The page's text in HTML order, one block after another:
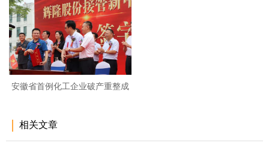
安徽省首例化工企业破产重整成
相关文章